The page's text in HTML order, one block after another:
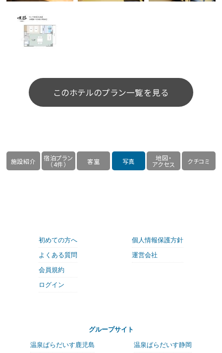
このホテルのプラン一覧を見る
施設紹介 宿泊プラン
（4件） 客室 写真 地図・
アクセス クチコミ
初めての方へ
よくある質問
会員規約
ログイン
個人情報保護方針
運営会社
グループサイト
温泉ぱらだいす鹿児島 温泉ぱらだいす静岡